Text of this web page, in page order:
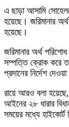
এ ছাড়া আসামি
হয়েছে। জরিমানার
হয়েছে।
জরিমানার অর্থ
সম্পত্তি ক্রোক করে তা
প্রদানের নির্দেশ
রায়ে আরও বলা
আইনের ২৮ ধারার
সময়ের মধ্যে